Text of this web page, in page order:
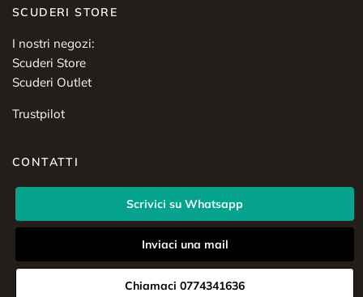
SCUDERI STORE
I nostri negozi:
Scuderi Store
Scuderi Outlet
Trustpilot
CONTATTI
Scrivici su Whatsapp
Inviaci una mail
Chiamaci 0774341636